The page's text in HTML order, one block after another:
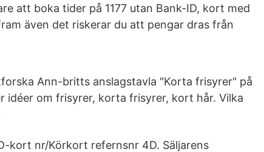
att boka tider på 1177 utan Bank-ID, kort med
även det riskerar du att pengar dras från
Ann-britts anslagstavla "Korta frisyrer" på
idéer om frisyrer, korta frisyrer, kort hår. Vilka
kort nr/Körkort refernsnr 4D. Säljarens